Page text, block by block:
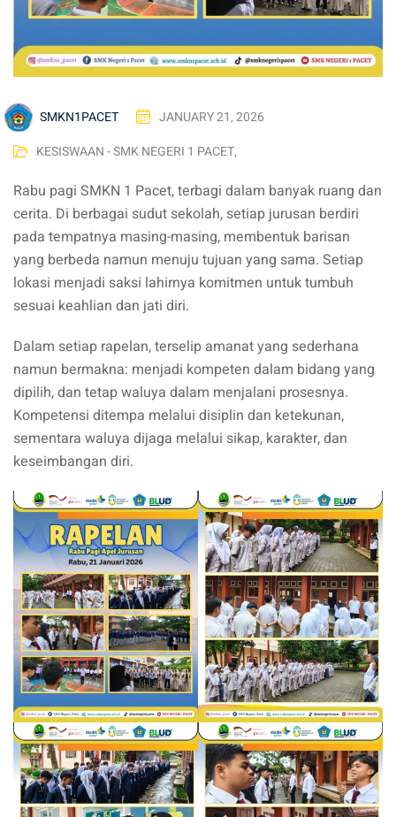
SMKN1PACET
JANUARY 21, 2026
KESISWAAN - SMK NEGERI 1 PACET,
Rabu pagi SMKN 1 Pacet, terbagi dalam banyak ruang dan
cerita. Di berbagai sudut sekolah, setiap jurusan berdiri
pada tempatnya masing-masing, membentuk barisan
yang berbeda namun menuju tujuan yang sama. Setiap
lokasi menjadi saksi lahirnya komitmen untuk tumbuh
sesuai keahlian dan jati diri.
Dalam setiap rapelan, terselip amanat yang sederhana
namun bermakna: menjadi kompeten dalam bidang yang
dipilih, dan tetap waluya dalam menjalani prosesnya.
Kompetensi ditempa melalui disiplin dan ketekunan,
sementara waluya dijaga melalui sikap, karakter, dan
keseimbangan diri.